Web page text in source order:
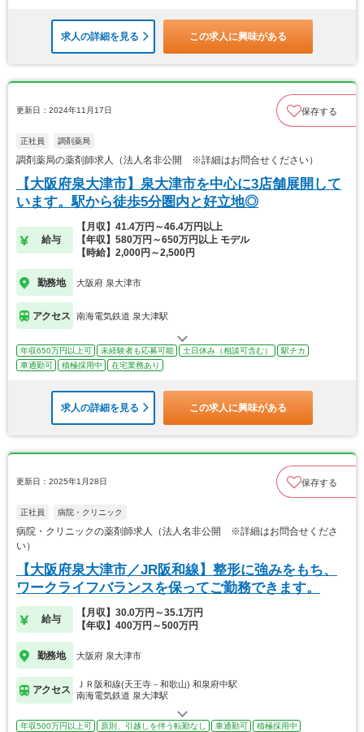
求人の詳細を見る この求人に興味がある
更新日：2024年11月17日 保存する
正社員 調剤薬局
調剤薬局の薬剤師求人（法人名非公開 ※詳細はお問合せください）
【大阪府泉大津市】泉大津市を中心に3店舗展開して
います。駅から徒歩5分圏内と好立地◎
給与
【月収】41.4万円～46.4万円以上
【年収】580万円～650万円以上 モデル
【時給】2,000円～2,500円
勤務地 大阪府 泉大津市
アクセス 南海電気鉄道 泉大津駅
年収650万円以上可 未経験者も応募可能 土日休み（相談可含む）
駅チカ
車通勤可
積極採用中 在宅業務あり
求人の詳細を見る この求人に興味がある
更新日：2025年1月28日 保存する
正社員 病院・クリニック
病院・クリニックの薬剤師求人（法人名非公開 ※詳細はお問合せくださ
い）
【大阪府泉大津市／JR阪和線】整形に強みをもち、
ワークライフバランスを保ってご勤務できます。
給与
【月収】30.0万円～35.1万円
【年収】400万円～500万円
勤務地 大阪府 泉大津市
アクセス
ＪＲ阪和線(天王寺－和歌山) 和泉府中駅
南海電気鉄道 泉大津駅
年収500万円以上可 原則、引越しを伴う転勤なし 車通勤可 積極採用中